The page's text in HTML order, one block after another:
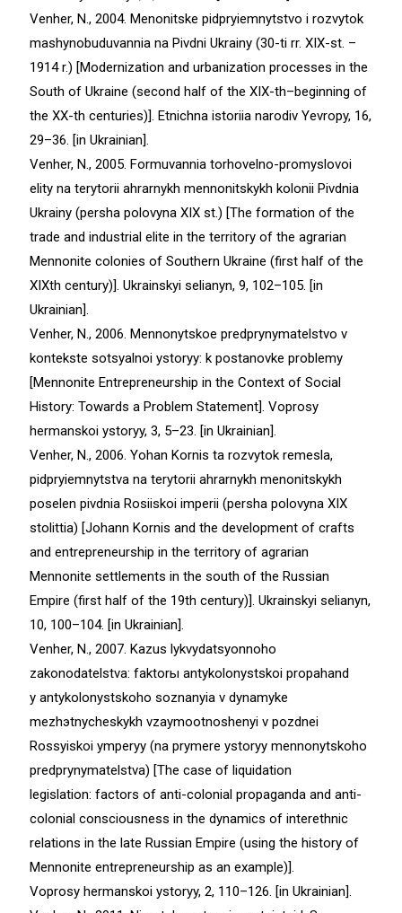
Venher, N., 2004. Menonitske pidpryiemnytstvo i rozvytok
mashynobuduvannia na Pivdni Ukrainy (30-ti rr. XIX-st. –
1914 r.) [Modernization and urbanization processes in the
South of Ukraine (second half of the ХІХ-th–beginning of
the ХХ-th centuries)]. Etnichna istoriia narodiv Yevropy, 16,
29–36. [in Ukrainian].
Venher, N., 2005. Formuvannia torhovelno-promyslovoi
elity na terytorii ahrarnykh mennonitskykh kolonii Pivdnia
Ukrainy (persha polovyna XIX st.) [The formation of the
trade and industrial elite in the territory of the agrarian
Mennonite colonies of Southern Ukraine (first half of the
ХІХth century)]. Ukrainskyi selianyn, 9, 102–105. [in
Ukrainian].
Venher, N., 2006. Mennonytskoe predprynymatelstvo v
kontekste sotsyalnoi ystoryy: k postanovke problemу
[Mennonite Entrepreneurship in the Context of Social
History: Towards a Problem Statement]. Voprosу
hermanskoi ystoryy, 3, 5–23. [in Ukrainian].
Venher, N., 2006. Yohan Kornis ta rozvytok remesla,
pidpryiemnytstva na terytorii ahrarnykh menonitskykh
poselen pivdnia Rosiiskoi imperii (persha polovyna XIX
stolittia) [Johann Kornis and the development of crafts
and entrepreneurship in the territory of agrarian
Mennonite settlements in the south of the Russian
Empire (first half of the 19th century)]. Ukrainskyi selianyn,
10, 100–104. [in Ukrainian].
Venher, N., 2007. Kazus lykvydatsyonnoho
zakonodatelstva: faktorы antykolonystskoi propahand
y antykolonystskoho soznanyia v dynamyke
mezhэtnycheskykh vzaymootnoshenyi v pozdnei
Rossyiskoi ymperyy (na prymere ystoryy mennonytskoho
predprynymatelstva) [Тhe case of liquidation
legislation: factors of anti-colonial propaganda and anti-
colonial consciousness in the dynamics of interethnic
relations in the late Russian Empire (using the history of
Mennonite entrepreneurship as an example)].
Voprosy hermanskoi ystoryy, 2, 110–126. [in Ukrainian].